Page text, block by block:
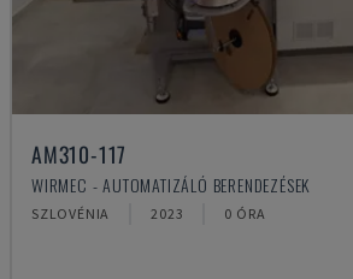
AM310-117
WIRMEC - AUTOMATIZÁLÓ BERENDEZÉSEK
SZLOVÉNIA 2023 0 ÓRA